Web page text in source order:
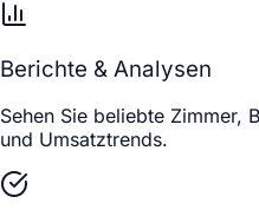
Berichte & Analysen
Sehen Sie beliebte Zimmer,
und Umsatztrends.